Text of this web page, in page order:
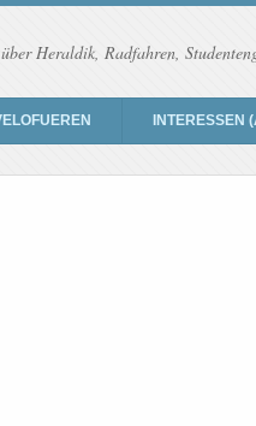
über Heraldik, Radfahren,
INTERESSEN